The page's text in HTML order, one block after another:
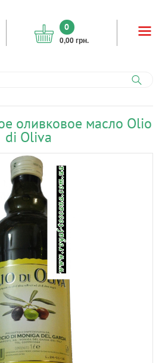
0
0,00 грн.
оливковое масло Olio
di Oliva